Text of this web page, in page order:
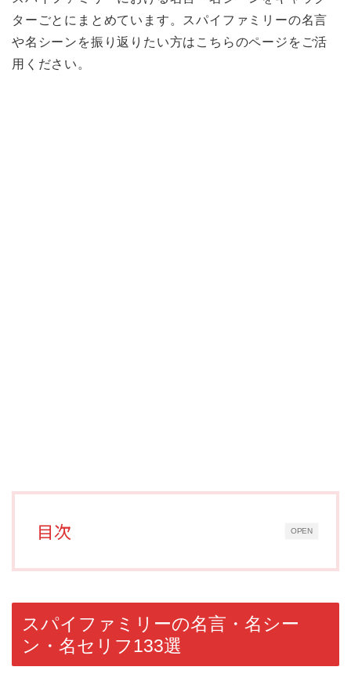
ターごとにまとめています。スパイファミリーの名言
や名シーンを振り返りたい方はこちらのページをご活
用ください。
OPEN
目次
スパイファミリーの名言・名シー
ン・名セリフ133選